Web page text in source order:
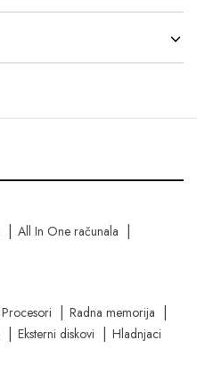
All In One računala
Procesori
Radna memorija
Eksterni diskovi
Hladnjaci